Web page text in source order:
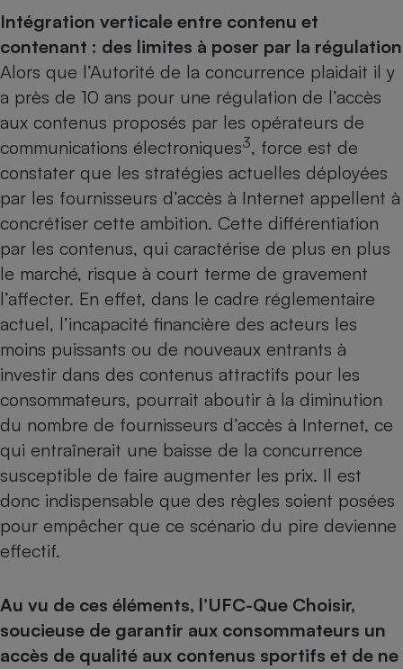
Intégration verticale entre contenu et
contenant : des limites à poser par la régulation
Alors que l’Autorité de la concurrence plaidait il y
a près de 10 ans pour une régulation de l’accès
aux contenus proposés par les opérateurs de
communications électroniques3, force est de
constater que les stratégies actuelles déployées
par les fournisseurs d’accès à Internet appellent à
concrétiser cette ambition. Cette différentiation
par les contenus, qui caractérise de plus en plus
le marché, risque à court terme de gravement
l’affecter. En effet, dans le cadre réglementaire
actuel, l’incapacité financière des acteurs les
moins puissants ou de nouveaux entrants à
investir dans des contenus attractifs pour les
consommateurs, pourrait aboutir à la diminution
du nombre de fournisseurs d’accès à Internet, ce
qui entraînerait une baisse de la concurrence
susceptible de faire augmenter les prix. Il est
donc indispensable que des règles soient posées
pour empêcher que ce scénario du pire devienne
effectif.
Au vu de ces éléments, l’UFC-Que Choisir,
soucieuse de garantir aux consommateurs un
accès de qualité aux contenus sportifs et de ne